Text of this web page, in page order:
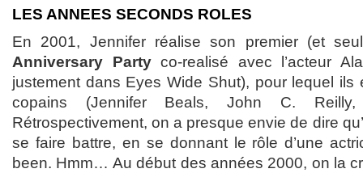
LES ANNEES SECONDS ROLES
En 2001, Jennifer réalise son premier (et
Anniversary Partyco-realisé avec l’acteur
justement dans Eyes Wide Shut), pour lequel ils
copains (Jennifer Beals, John C. Reilly,
Rétrospectivement, on a presque envie de dire
se faire battre, en se donnant le rôle d’une
been. Hmm… Au début des années 2000, on la